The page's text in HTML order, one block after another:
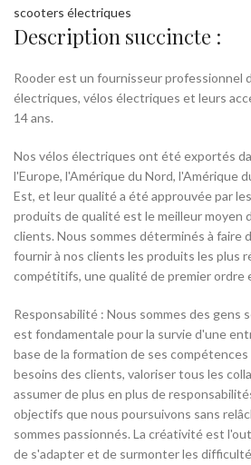
scooters électriques
Description succincte :
Rooder est un fournisseur professionnel
électriques, vélos électriques et leurs
14 ans.
Nos vélos électriques ont été exportés
l'Europe, l'Amérique du Nord, l'Amérique
Est, et leur qualité a été approuvée par
produits de qualité est le meilleur moyen
clients. Nous sommes déterminés à faire
fournir à nos clients les produits les plus
compétitifs, une qualité de premier ordre
Responsabilité : Nous sommes des gens
est fondamentale pour la survie d'une
base de la formation de ses
besoins des clients, valoriser tous les
assumer de plus en plus de
objectifs que nous poursuivons sans
sommes passionnés. La créativité est
de s'adapter et de surmonter les